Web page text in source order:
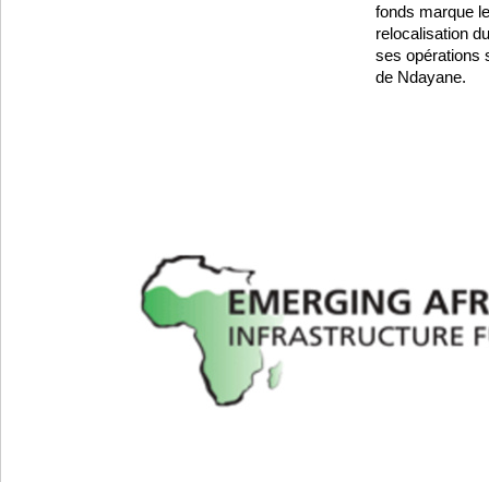
fonds marque
relocalisation
ses opérations
de Ndayane.